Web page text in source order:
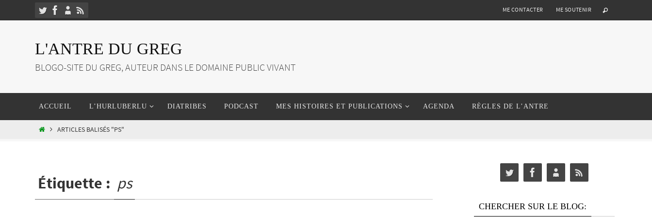
vers
ME CONTACTER ME SOUTENIR
L'ANTRE DU GREG
BLOGO-SITE DU GREG, AUTEUR DANS LE DOMAINE PUBLIC VIVANT
le
ACCUEIL L’HURLUBERLU DIATRIBES PODCAST MES HISTOIRES ET PUBLICATIONS AGENDA RÈGLES DE L’ANTRE
HOMEARTICLES BALISÉS "PS"
Étiquette : ps
CHERCHER SUR LE BLOG: